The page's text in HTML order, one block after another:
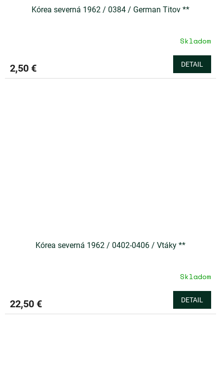
Kórea severná 1962 / 0384 / German Titov **
Skladom
2,50 € DETAIL
Kórea severná 1962 / 0402-0406 / Vtáky **
Skladom
22,50 € DETAIL